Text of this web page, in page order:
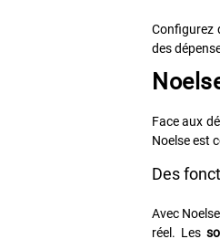
Configurez
des
Face aux
Noelse est
Des
Avec
réel. Les